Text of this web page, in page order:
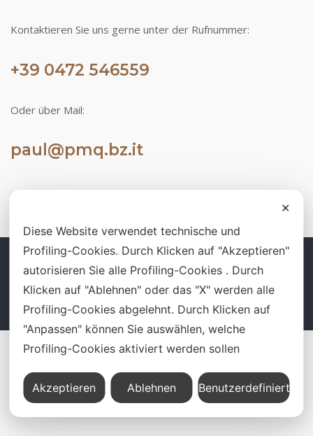
Kontaktieren Sie uns gerne unter der Rufnummer:
+39 0472 546559
Oder über Mail:
paul@pmq.bz.it
Kontakt Impressum Datenschutz
Cookie
PROJEKTMANAGAMENT QUALITI S.R.L.S. – P.IVA 02988490211 – Via
Simon Aichner 7 Terento (BZ)
✕
Diese Website verwendet technische und
Profiling-Cookies. Durch Klicken auf "Akzeptieren"
autorisieren Sie alle Profiling-Cookies . Durch
Klicken auf "Ablehnen" oder das "X" werden alle
Profiling-Cookies abgelehnt. Durch Klicken auf
"Anpassen" können Sie auswählen, welche
Profiling-Cookies aktiviert werden sollen
Akzeptieren Ablehnen Benutzerdefiniert